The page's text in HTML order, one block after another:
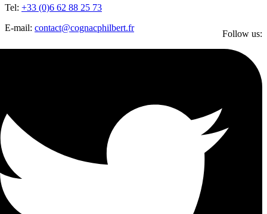
Tel: +33 (0)6 62 88 25 73
E-mail: contact@cognacphilbert.fr
Follow us: